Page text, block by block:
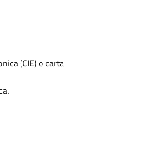
(CIE) o carta